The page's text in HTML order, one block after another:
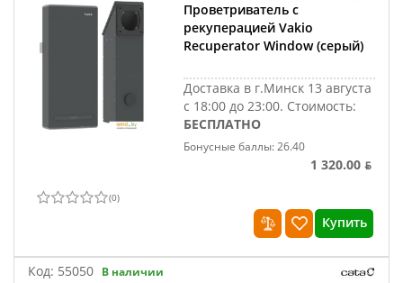
Проветриватель с
рекуперацией Vakio
Recuperator Window (серый)
Доставка в г.Минск 13 августа
с 18:00 до 23:00. Стоимость:
БЕСПЛАТНО
Бонусные баллы: 26.40
1 320.00 ƃ
(0)
Купить
Код: 55050 В наличии